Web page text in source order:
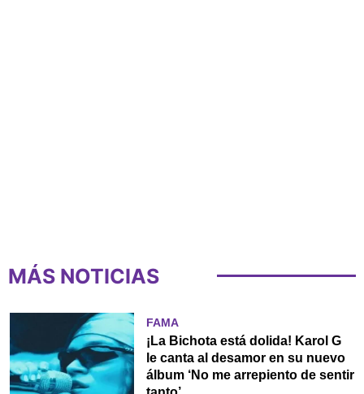
MÁS NOTICIAS
FAMA
¡La Bichota está dolida! Karol G
le canta al desamor en su nuevo
álbum ‘No me arrepiento de sentir